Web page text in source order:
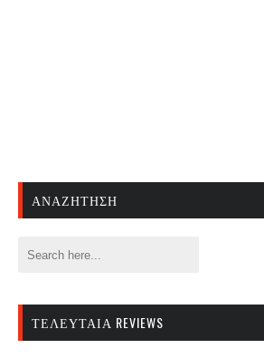
ΑΝΑΖΉΤΗΣΗ
ΤΕΛΕΥΤΑΊΑ REVIEWS